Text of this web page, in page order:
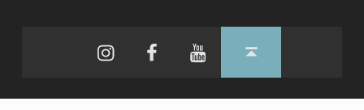
FacebookYouTubeBack to top ↑